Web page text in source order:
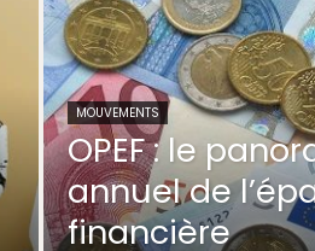
MOUVEMENTS
OPEF : le
annuel de
financière